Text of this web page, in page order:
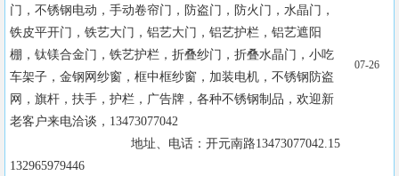
门，不锈钢电动，手动卷帘门，防盗门，防火门，水晶门，
铁皮平开门，铁艺大门，铝艺大门，铝艺护栏，铝艺遮阳
棚，钛镁合金门，铁艺护栏，折叠纱门，折叠水晶门，小吃
车架子，金钢网纱窗，框中框纱窗，加装电机，不锈钢防盗
网，旗杆，扶手，护栏，广告牌，各种不锈钢制品，欢迎新
老客户来电洽谈，13473077042
132965979446
07-26